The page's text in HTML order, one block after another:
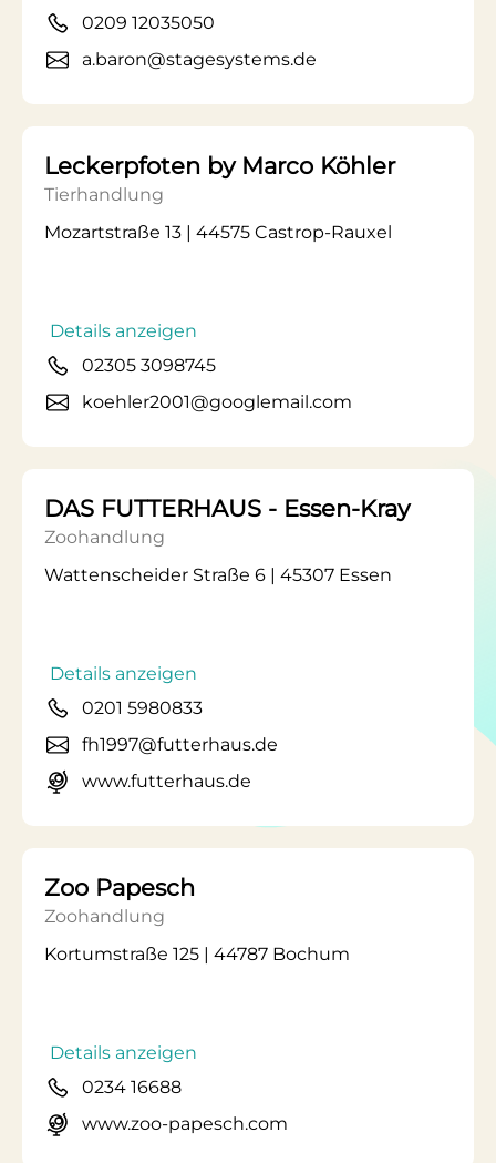
0209 12035050
a.baron@stagesystems.de
Leckerpfoten by Marco Köhler
Tierhandlung
Mozartstraße 13 | 44575 Castrop-Rauxel
Details anzeigen
02305 3098745
koehler2001@googlemail.com
DAS FUTTERHAUS - Essen-Kray
Zoohandlung
Wattenscheider Straße 6 | 45307 Essen
Details anzeigen
0201 5980833
fh1997@futterhaus.de
www.futterhaus.de
Zoo Papesch
Zoohandlung
Kortumstraße 125 | 44787 Bochum
Details anzeigen
0234 16688
www.zoo-papesch.com